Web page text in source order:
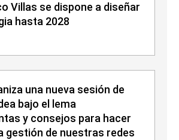
Villas se dispone a diseñar
hasta 2028
una nueva sesión de
bajo el lema
y consejos para hacer
gestión de nuestras redes